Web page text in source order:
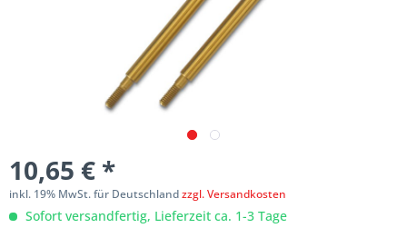
10,65 € *
inkl. 19% MwSt. für Deutschlandzzgl. Versandkosten
Sofort versandfertig, Lieferzeit ca. 1-3 Tage